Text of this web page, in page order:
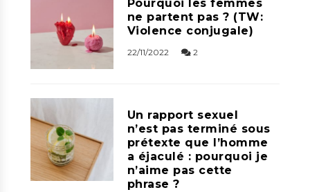
Pourquoi les femmes
ne partent pas ? (TW:
Violence conjugale)
22/11/2022 2
Un rapport sexuel
n’est pas terminé sous
prétexte que l’homme
a éjaculé : pourquoi je
n’aime pas cette
phrase ?